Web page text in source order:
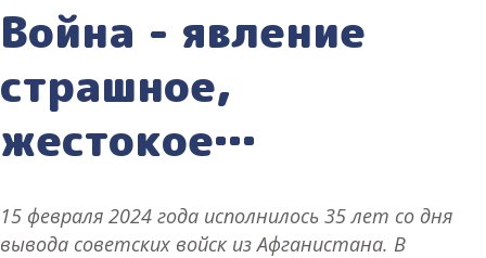
Война - явление
страшное,
жестокое…
15 февраля 2024 года исполнилось 35 лет со дня
вывода советских войск из Афганистана. В